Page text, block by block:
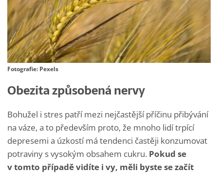
Fotografie: Pexels
Obezita způsobená nervy
Bohužel i stres patří mezi nejčastější příčinu přibývání
na váze, a to především proto, že mnoho lidí trpící
depresemi a úzkostí má tendenci častěji konzumovat
potraviny s vysokým obsahem cukru. Pokud se
v tomto případě vidíte i vy, měli byste se začít